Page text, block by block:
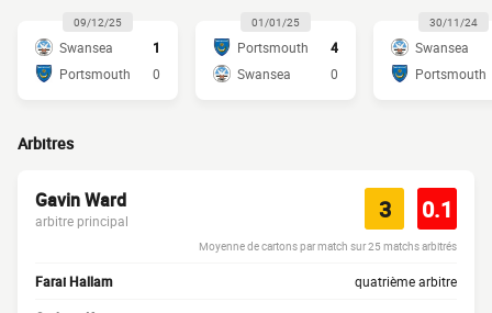
09/12/25
Swansea
1
Portsmouth
0
01/01/25
Portsmouth
4
Swansea
0
30/11/24
Swansea
Portsmouth
Arbitres
Gavin Ward
arbitre principal 3 0.1
Moyenne de cartons par match sur 25 matchs arbitrés
Farai Hallam quatrième arbitre